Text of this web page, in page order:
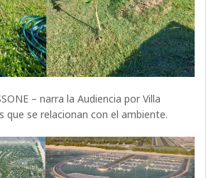
– narra la Audiencia por Villa
que se relacionan con el ambiente.